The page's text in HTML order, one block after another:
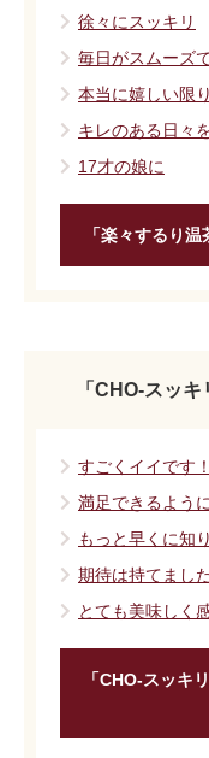
徐々にスッキリ
毎日がスムーズ
本当に嬉しい限
キレのある日々
17才の娘に
「楽々するり
「CHO-スッ
すごくイイです
満足できるよう
もっと早くに知
期待は持てました
とても美味しく
「CHO-スッキ